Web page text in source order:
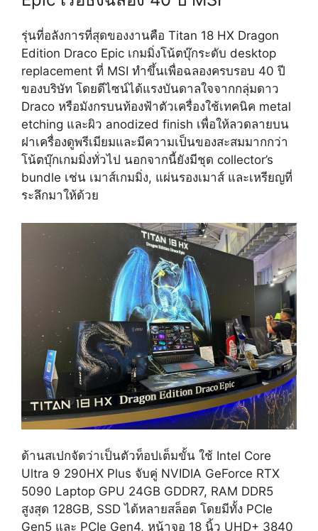
รุ่นที่อลังการที่สุดของงานคือ Titan 18 HX Dragon
Edition Draco Epic เกมมิ่งโน้ตบุ๊กระดับ desktop
replacement ที่ MSI ทำขึ้นเพื่อฉลองครบรอบ 40 ปี
ของบริษัท โดยดีไซน์ได้แรงบันดาลใจจากกลุ่มดาว
Draco หรือมังกรบนท้องฟ้าตัวเครื่องใช้เทคนิค metal
etching และผิว anodized finish เพื่อให้ลวดลายบน
ฝาเครื่องดูพรีเมียมและมีความเป็นของสะสมมากกว่า
โน้ตบุ๊กเกมมิ่งทั่วไป นอกจากนี้ยังมีชุด collector’s
bundle เช่น เมาส์เกมมิ่ง, แผ่นรองเมาส์ และเหรียญที่
ระลึกมาให้ด้วย
ด้านสเปกจัดว่าเป็นตัวท็อปเต็มขั้น ใช้ Intel Core
Ultra 9 290HX Plus จับคู่ NVIDIA GeForce RTX
5090 Laptop GPU 24GB GDDR7, RAM DDR5
สูงสุด 128GB, SSD ได้หลายสล็อต โดยมีทั้ง PCIe
Gen5 และ PCIe Gen4, หน้าจอ 18 นิ้ว UHD+ 3840